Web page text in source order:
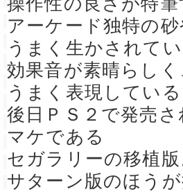
アーケード独特の
うまく生かされてい
効果音が素晴らし
うまく表現している
後日ＰＳ２で発売
マケである
セガラリーの移植版
サターン版のほう